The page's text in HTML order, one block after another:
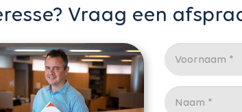
Vraag een